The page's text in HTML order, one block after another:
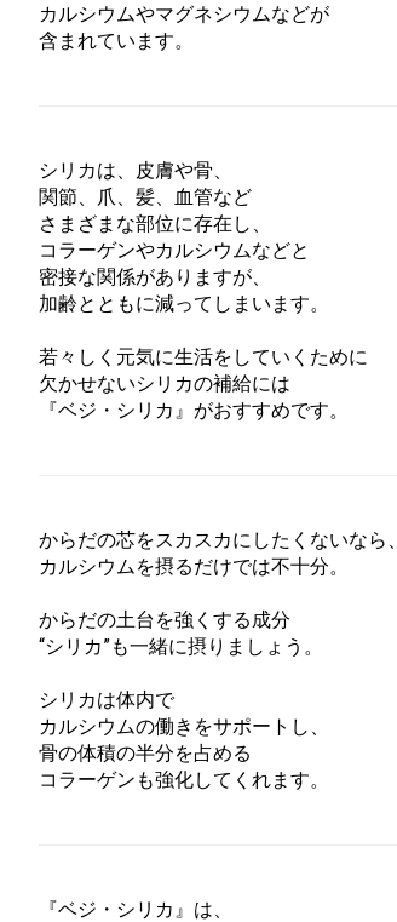
カルシウムやマグネシウムなどが
含まれています。
シリカは、皮膚や骨、
関節、爪、髪、血管など
さまざまな部位に存在し、
コラーゲンやカルシウムなどと
密接な関係がありますが、
加齢とともに減ってしまいます。
若々しく元気に生活をしていくために
欠かせないシリカの補給には
『ベジ・シリカ』がおすすめです。
からだの芯をスカスカにしたくないなら、
カルシウムを摂るだけでは不十分。
からだの土台を強くする成分
“シリカ”も一緒に摂りましょう。
シリカは体内で
カルシウムの働きをサポートし、
骨の体積の半分を占める
コラーゲンも強化してくれます。
『ベジ・シリカ』は、